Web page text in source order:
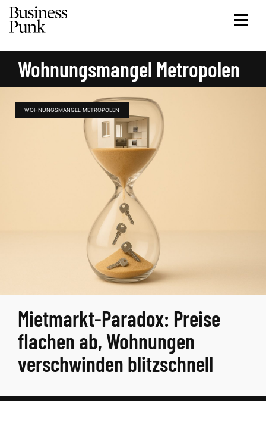
Wohnungsmangel Metropolen
WOHNUNGSMANGEL METROPOLEN
Mietmarkt-Paradox: Preise
flachen ab, Wohnungen
verschwinden blitzschnell